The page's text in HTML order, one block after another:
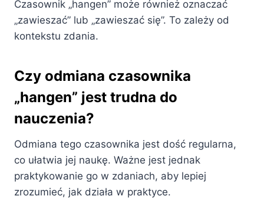
Czasownik „hangen” może również oznaczać
„zawieszać” lub „zawieszać się”. To zależy od
kontekstu zdania.
Czy odmiana czasownika
„hangen” jest trudna do
nauczenia?
Odmiana tego czasownika jest dość regularna,
co ułatwia jej naukę. Ważne jest jednak
praktykowanie go w zdaniach, aby lepiej
zrozumieć, jak działa w praktyce.